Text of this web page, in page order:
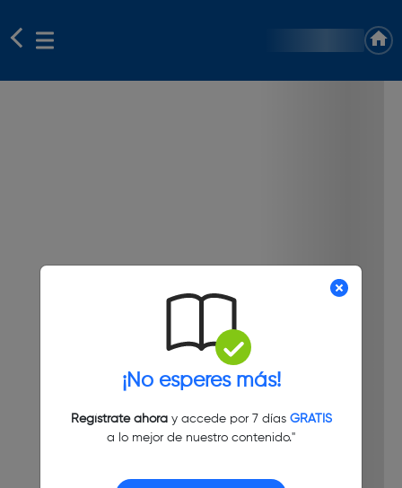
¡No esperes más!
Regístrate ahoray accede por 7 días GRATIS
a lo mejor de nuestro contenido."